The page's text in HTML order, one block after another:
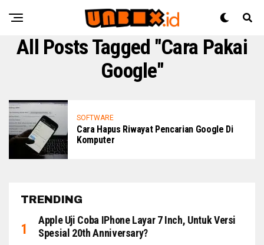
All Posts Tagged "Cara Pakai
Google"
SOFTWARE
Cara Hapus Riwayat Pencarian Google Di
Komputer
TRENDING
Apple Uji Coba IPhone Layar 7 Inch, Untuk Versi
Spesial 20th Anniversary?